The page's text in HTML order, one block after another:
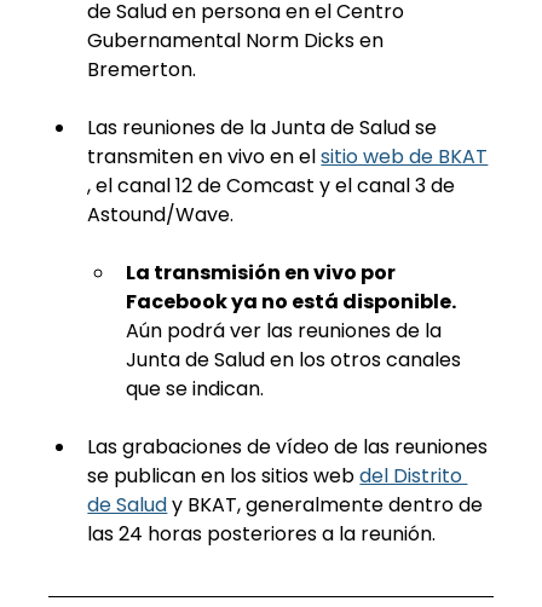
de Salud en persona en el Centro
Gubernamental Norm Dicks en
Bremerton.
Las reuniones de la Junta de Salud se
transmiten en vivo en elsitio web de BKAT
, el canal 12 de Comcast y el canal 3 de
Astound/Wave.
La transmisión en vivo por
Facebook ya no está disponible.
Aún podrá ver las reuniones de la
Junta de Salud en los otros canales
que se indican.
Las grabaciones de vídeo de las reuniones
se publican en los sitios web del Distrito
de Saludy BKAT, generalmente dentro de
las 24 horas posteriores a la reunión.